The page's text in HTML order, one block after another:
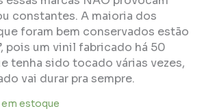
constantes. A maioria dos
foram bem conservados estão
pois um vinil fabricado há 50
tenha sido tocado várias vezes,
vai durar pra sempre.
em estoque